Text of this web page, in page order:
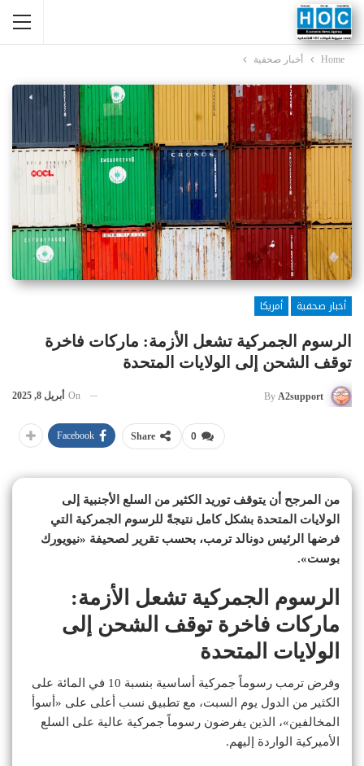
Home أخبار صحفية
أخبار صحفية
أمريكا
الرسوم الجمركية تشعل الأزمة: ماركات فاخرة
توقف الشحن إلى الولايات المتحدة
By A2support
On أبريل 8, 2025
0
Share
Facebook
من المرجح أن يتوقف توريد الكثير من السلع الأجنبية إلى
الولايات المتحدة بشكل كامل نتيجةً للرسوم الجمركية التي
فرضها الرئيس دونالد ترمب، بحسب تقرير لصحيفة «نيويورك
بوست».
الرسوم الجمركية تشعل الأزمة:
ماركات فاخرة توقف الشحن إلى
الولايات المتحدة
وفرض ترمب رسوماً جمركية أساسية بنسبة 10 في المائة على
الكثير من الدول يوم السبت، مع تطبيق نسب أعلى على «أسوأ
المخالفين»، الذين يفرضون رسوماً جمركية عالية على السلع
الأميركية الواردة إليهم.